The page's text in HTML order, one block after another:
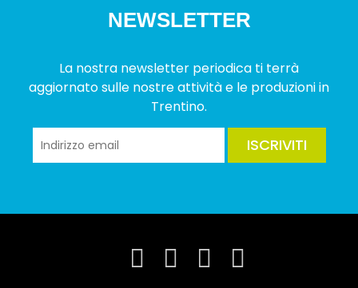
NEWSLETTER
La nostra newsletter periodica ti terrà
aggiornato sulle nostre attività e le produzioni in
Trentino.
ISCRIVITI